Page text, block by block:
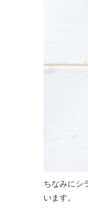
ちなみにシ
います。